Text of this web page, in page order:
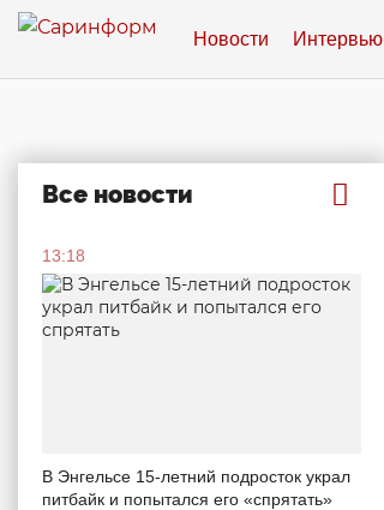
Новости Интервью
Все новости
13:18
В Энгельсе 15-летний подросток украл
питбайк и попытался его «спрятать»